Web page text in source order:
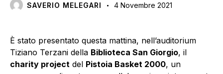
SAVERIO MELEGARI 4 Novembre 2021
È stato presentato questa mattina, nell’auditorium
Tiziano Terzani della Biblioteca San Giorgio, il
charity project del Pistoia Basket 2000, un